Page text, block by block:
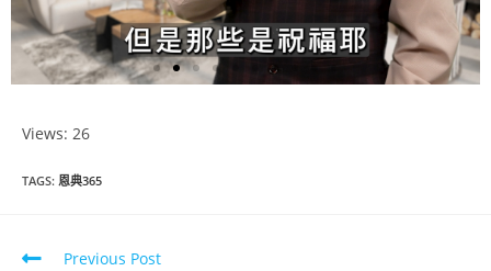
Views: 26
TAGS: 恩典365
Previous Post